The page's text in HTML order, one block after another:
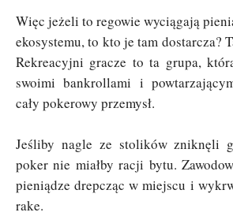
Więc jeżeli to regowie wyciągają
ekosystemu, to kto je tam dostarcza?
Rekreacyjni gracze to ta grupa,
swoimi bankrollami i
cały pokerowy przemysł.
Jeśliby nagle ze stolików zniknęli
poker nie miałby racji bytu.
pieniądze drepcząc w miejscu i
rake.